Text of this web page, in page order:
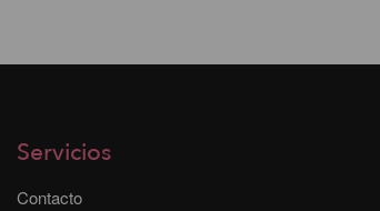
Servicios
Contacto